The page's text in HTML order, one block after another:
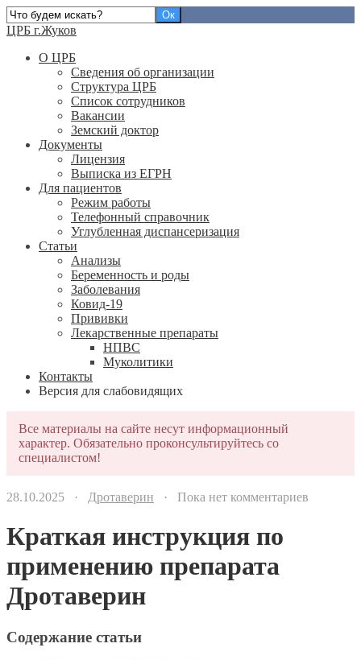
ЦРБ г.Жуков
О ЦРБ
Сведения об организации
Структура ЦРБ
Список сотрудников
Вакансии
Земский доктор
Документы
Лицензия
Выписка из ЕГРН
Для пациентов
Режим работы
Телефонный справочник
Углубленная диспансеризация
Статьи
Анализы
Беременность и роды
Заболевания
Ковид-19
Прививки
Лекарственные препараты
НПВС
Муколитики
Контакты
Версия для слабовидящих
Все материалы на сайте несут информационный
характер. Обязательно проконсультируйтесь со
специалистом!
28.10.2025 · Дротаверин · Пока нет комментариев
Краткая инструкция по
применению препарата
Дротаверин
Содержание статьи